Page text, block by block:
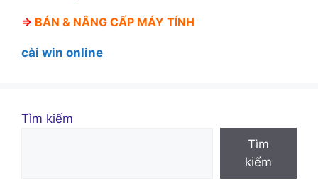
⇒ BÁN & NÂNG CẤP MÁY TÍNH
cài win online
Tìm kiếm
Tìm
kiếm